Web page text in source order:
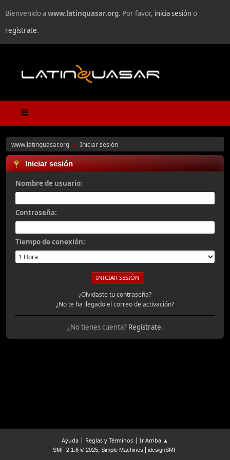
Bienvenido awww.latinquasar.org. Por favor, inicia sesióno
regístrate.
www.latinquasar.org ► Iniciar sesión
Iniciar sesión
Nombre de usuario:
Contraseña:
Tiempo de conexión:
¿Olvidaste tu contraseña?
¿No te ha llegado el correo de activación?
¿No tienes cuenta? Regístrate.
Ayuda | Reglas y Términos | Ir Arriba ▲
SMF 2.1.6 © 2025, Simple Machines idesignSMF